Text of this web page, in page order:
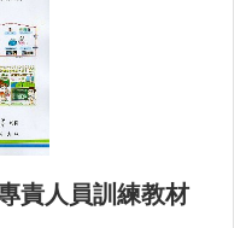
責人員訓練教材